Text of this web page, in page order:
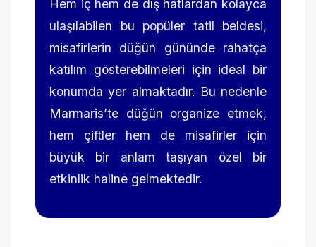
Hem iç hem de dış hatlardan kolayca
ulaşılabilen bu popüler tatil beldesi,
misafirlerin düğün gününde rahatça
katılım gösterebilmeleri için ideal bir
konumda yer almaktadır. Bu nedenle
Marmaris’te düğün organize etmek,
hem çiftler hem de misafirler için
büyük bir anlam taşıyan özel bir
etkinlik haline gelmektedir.